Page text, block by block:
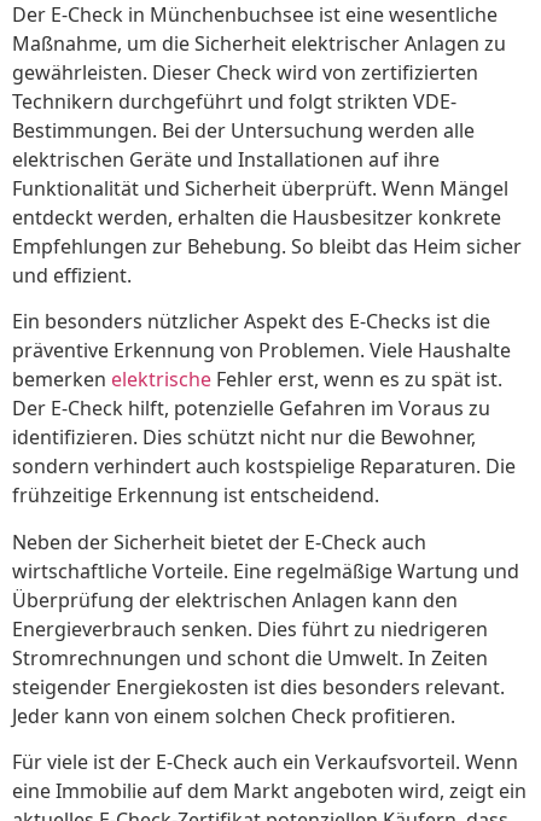
Der E-Check in Münchenbuchsee ist eine wesentliche
Maßnahme, um die Sicherheit elektrischer Anlagen zu
gewährleisten. Dieser Check wird von zertifizierten
Technikern durchgeführt und folgt strikten VDE-
Bestimmungen. Bei der Untersuchung werden alle
elektrischen Geräte und Installationen auf ihre
Funktionalität und Sicherheit überprüft. Wenn Mängel
entdeckt werden, erhalten die Hausbesitzer konkrete
Empfehlungen zur Behebung. So bleibt das Heim sicher
und effizient.
Ein besonders nützlicher Aspekt des E-Checks ist die
präventive Erkennung von Problemen. Viele Haushalte
bemerken elektrische Fehler erst, wenn es zu spät ist.
Der E-Check hilft, potenzielle Gefahren im Voraus zu
identifizieren. Dies schützt nicht nur die Bewohner,
sondern verhindert auch kostspielige Reparaturen. Die
frühzeitige Erkennung ist entscheidend.
Neben der Sicherheit bietet der E-Check auch
wirtschaftliche Vorteile. Eine regelmäßige Wartung und
Überprüfung der elektrischen Anlagen kann den
Energieverbrauch senken. Dies führt zu niedrigeren
Stromrechnungen und schont die Umwelt. In Zeiten
steigender Energiekosten ist dies besonders relevant.
Jeder kann von einem solchen Check profitieren.
Für viele ist der E-Check auch ein Verkaufsvorteil. Wenn
eine Immobilie auf dem Markt angeboten wird, zeigt ein